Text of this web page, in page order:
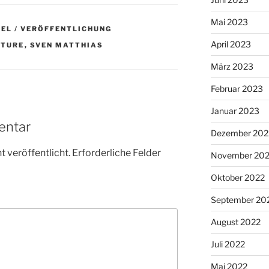
/ VERÖFFENTLICHUNG
, SVEN MATTHIAS
veröffentlicht. Erforderliche Felder
Mai 2023
April 2023
März 2023
Februar 2023
Januar 2023
Dezember
November
Oktober 2022
September
August 2022
Juli 2022
Mai 2022